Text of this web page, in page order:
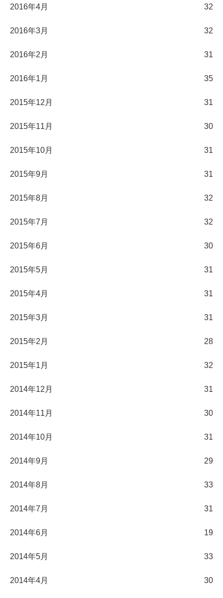
2016年4月 32
2016年3月 32
2016年2月 31
2016年1月 35
2015年12月 31
2015年11月 30
2015年10月 31
2015年9月 31
2015年8月 32
2015年7月 32
2015年6月 30
2015年5月 31
2015年4月 31
2015年3月 31
2015年2月 28
2015年1月 32
2014年12月 31
2014年11月 30
2014年10月 31
2014年9月 29
2014年8月 33
2014年7月 31
2014年6月 19
2014年5月 33
2014年4月 30